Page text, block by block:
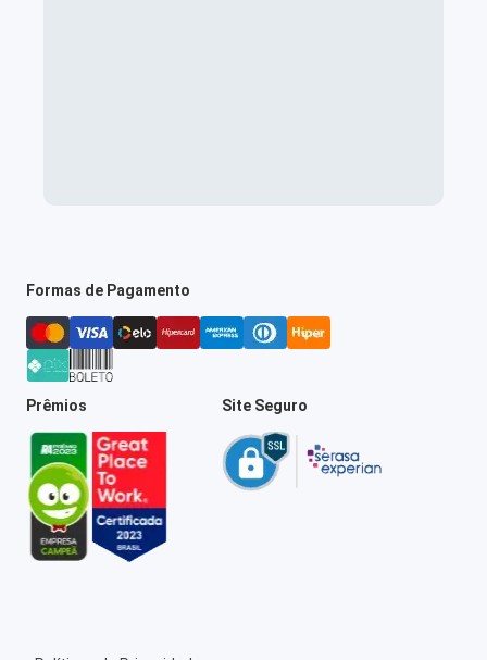
Formas de Pagamento
Prêmios Site Seguro